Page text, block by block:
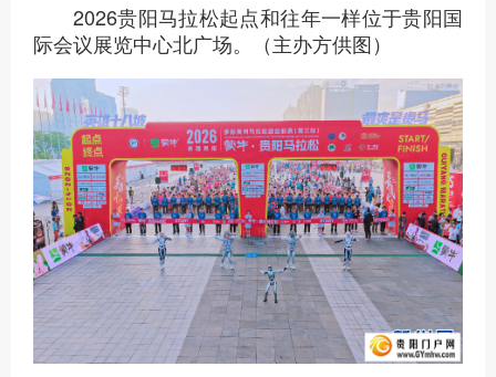
2026贵阳马拉松起点和往年一样位于贵阳国
际会议展览中心北广场。（主办方供图）